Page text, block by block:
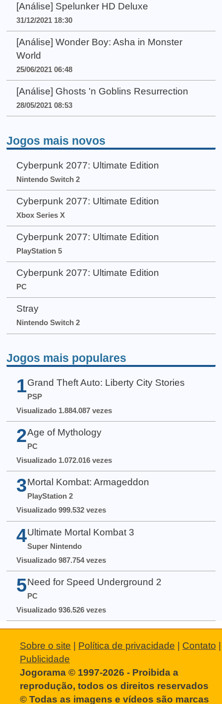
[Análise] Spelunker HD Deluxe
31/12/2021 18:30
[Análise] Wonder Boy: Asha in Monster
World
25/06/2021 06:48
[Análise] Ghosts 'n Goblins Resurrection
28/05/2021 08:53
Jogos mais novos
Cyberpunk 2077: Ultimate Edition
Nintendo Switch 2
Cyberpunk 2077: Ultimate Edition
Xbox Series X
Cyberpunk 2077: Ultimate Edition
PlayStation 5
Cyberpunk 2077: Ultimate Edition
PC
Stray
Nintendo Switch 2
Jogos mais populares
1 Grand Theft Auto: Liberty City Stories
PSP
Visualizado 1.884.087 vezes
2 Age of Mythology
PC
Visualizado 1.072.016 vezes
3 Mortal Kombat: Armageddon
PlayStation 2
Visualizado 999.532 vezes
4 Ultimate Mortal Kombat 3
Super Nintendo
Visualizado 987.754 vezes
5 Need for Speed Underground 2
PC
Visualizado 936.526 vezes
Sobre o site Política de privacidade Contato
Publicidade
Jogorama © 1997-2026 - Proibida a
reprodução, todos os direitos reservados
© Todas as imagens e vídeos são marcas